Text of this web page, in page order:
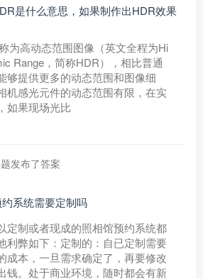
是什么意思，如果制作出HDR效果
为高动态范围图像（英文全程为Hi
Range，简称HDR），相比普通
够提供更多的动态范围和图像细
机感光元件的动态范围有限，在实
如果现场光比
发布了答案
系统需要定制吗
定制或者现成的照相馆预约系统都
利弊如下：定制的：自已定制需要
成本，一旦需求确定了，再要修改
钱。处于商业环境，随时都会有新